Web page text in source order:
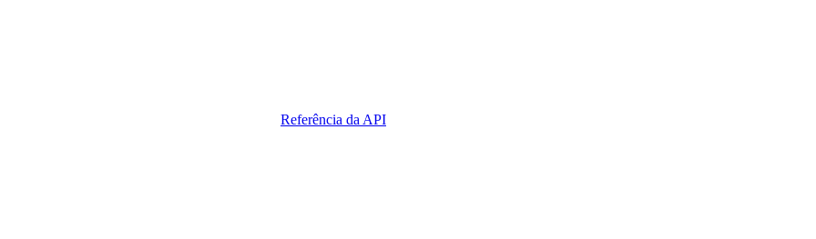
Referência da API